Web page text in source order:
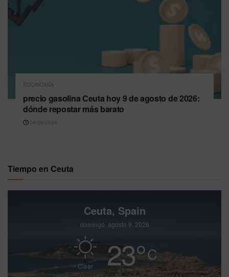
ECONOMÍA
precio gasolina Ceuta hoy 9 de agosto de 2026:
dónde repostar más barato
09/08/2026
Tiempo en Ceuta
Ceuta, Spain
domingo, agosto 9, 2026
Clear 23°C